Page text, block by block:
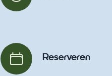
Reserveren